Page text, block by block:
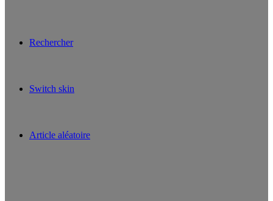
Rechercher
Switch skin
Article aléatoire